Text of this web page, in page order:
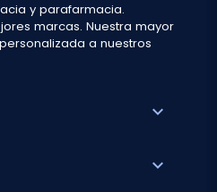
y parafarmacia.
marcas. Nuestra mayor
a nuestros
expand_more
expand_more